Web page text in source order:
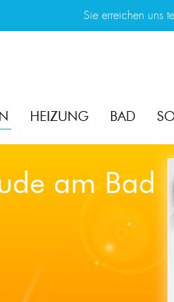
Sie erreichen uns